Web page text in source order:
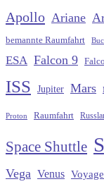
Apollo Ariane
bemannte Raumfahrt
ESA Falcon 9
ISS Jupiter Mars
Proton Raumfahrt
Space Shuttle
Vega Venus